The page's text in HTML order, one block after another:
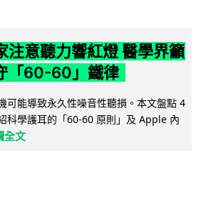
注意聽力響紅燈 醫學界籲
「60-60」鐵律
可能導致永久性噪音性聽損。本文盤點 4
科學護耳的「60-60 原則」及 Apple 內
全文